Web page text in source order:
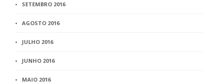
SETEMBRO 2016
AGOSTO 2016
JULHO 2016
JUNHO 2016
MAIO 2016